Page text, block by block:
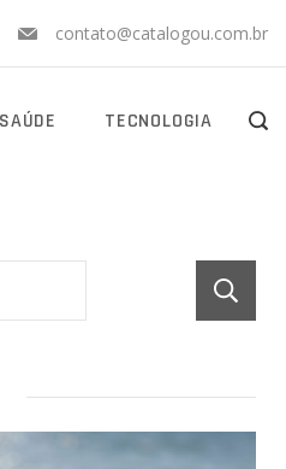
contato@catalogou.com.br
SAÚDE TECNOLOGIA